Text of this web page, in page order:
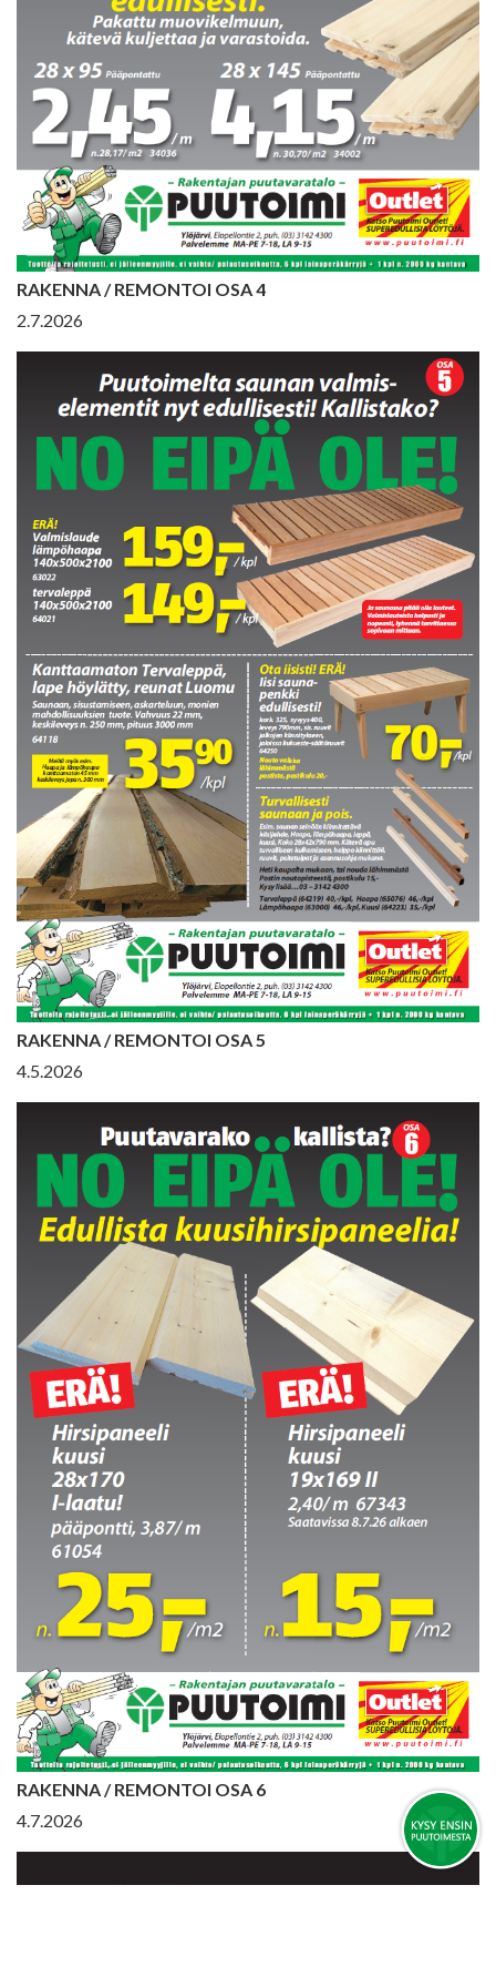
RAKENNA / REMONTOI OSA 4
2.7.2026
RAKENNA / REMONTOI OSA 5
4.5.2026
RAKENNA / REMONTOI OSA 6
4.7.2026